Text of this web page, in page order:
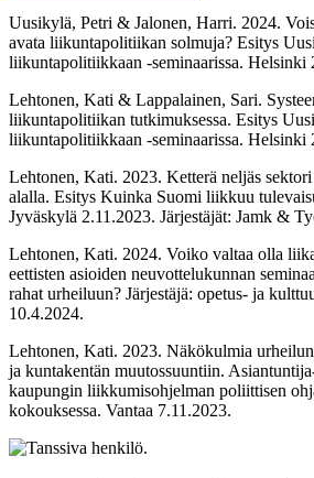
Uusikylä, Petri & Jalonen, Harri. 2024.
avata liikuntapolitiikan solmuja? Esitys
liikuntapolitiikkaan -seminaarissa. Helsinki
Lehtonen, Kati & Lappalainen, Sari.
liikuntapolitiikan tutkimuksessa. Esitys
liikuntapolitiikkaan -seminaarissa. Helsinki
Lehtonen, Kati. 2023. Ketterä neljäs
alalla. Esitys Kuinka Suomi liikkuu
Jyväskylä 2.11.2023. Järjestäjät: Jamk &
Lehtonen, Kati. 2024. Voiko valtaa olla
eettisten asioiden neuvottelukunnan
rahat urheiluun? Järjestäjä: opetus- ja
10.4.2024.
Lehtonen, Kati. 2023. Näkökulmia
ja kuntakentän muutossuuntiin.
kaupungin liikkumisohjelman poliittisen
kokouksessa. Vantaa 7.11.2023.